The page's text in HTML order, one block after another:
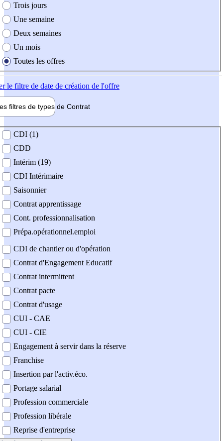
Trois jours
Une semaine
Deux semaines
Un mois
Toutes les offres
le filtre de date de création de l'offre
filtres de types de Contrat
contrat
CDI (1)
CDD
Intérim (19)
CDI Intérimaire
Saisonnier
Contrat apprentissage
Cont. professionnalisation
Prépa.opérationnel.emploi
CDI de chantier ou d'opération
Contrat d'Engagement Educatif
Contrat intermittent
Contrat pacte
Contrat d'usage
CUI - CAE
CUI - CIE
Engagement à servir dans la réserve
Franchise
Insertion par l'activ.éco.
Portage salarial
Profession commerciale
Profession libérale
Reprise d'entreprise